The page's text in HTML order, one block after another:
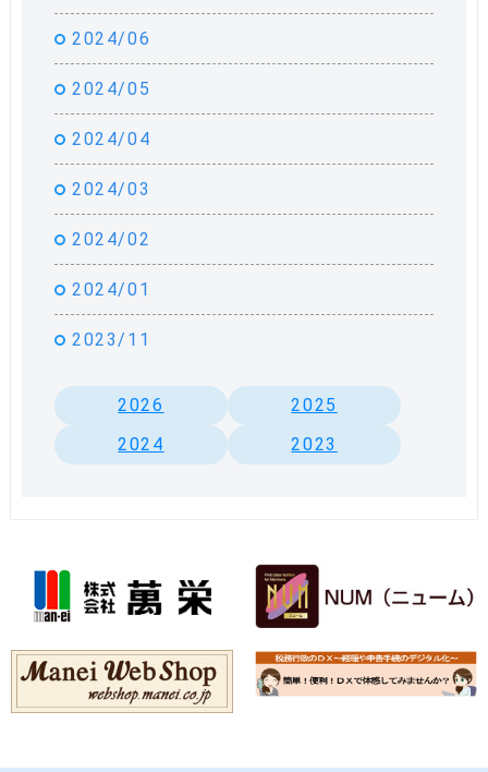
2024/06
2024/05
2024/04
2024/03
2024/02
2024/01
2023/11
2026
2025
2024
2023